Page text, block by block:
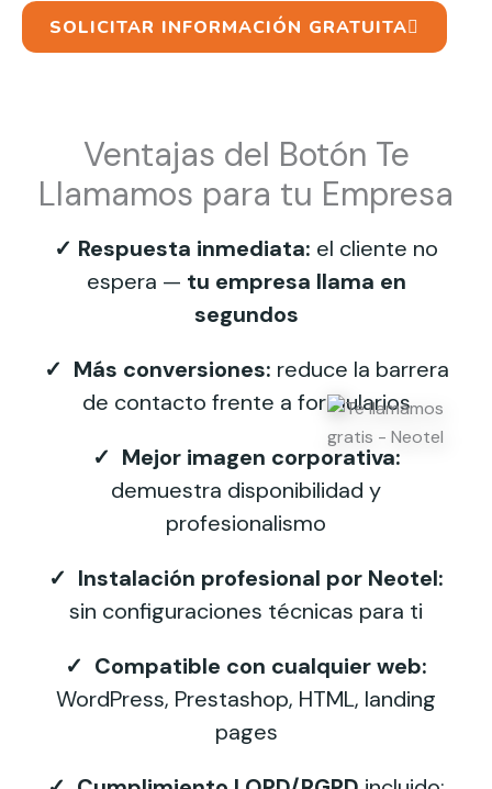
SOLICITAR INFORMACIÓN GRATUITA
Ventajas del Botón Te
Llamamos para tu Empresa
✓ Respuesta inmediata: el cliente no
espera — tu empresa llama en
segundos
✓ Más conversiones: reduce la barrera
de contacto frente a formularios
✓ Mejor imagen corporativa:
demuestra disponibilidad y
profesionalismo
✓ Instalación profesional por Neotel:
sin configuraciones técnicas para ti
✓ Compatible con cualquier web:
WordPress, Prestashop, HTML, landing
pages